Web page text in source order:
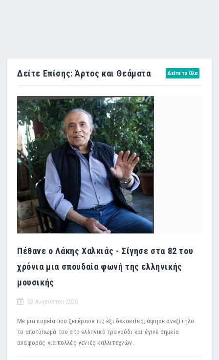
Δείτε Επίσης: Άρτος και Θεάματα Δείτε τα Όλα
Πέθανε ο Λάκης Χαλκιάς - Σίγησε στα 82 του
χρόνια μια σπουδαία φωνή της ελληνικής
μουσικής
03 Αυγούστου 2026
Με μια πορεία που ξεπέρασε τις έξι δεκαετίες, άφησε ανεξίτηλο
το αποτύπωμά του στο ελληνικό τραγούδι και έγινε σημείο
αναφοράς για πολλές γενιές καλλιτεχνών.